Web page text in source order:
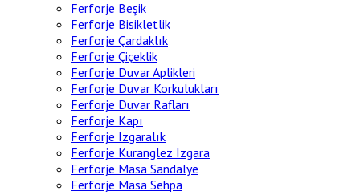
Ferforje Beşik
Ferforje Bisikletlik
Ferforje Çardaklık
Ferforje Çiçeklik
Ferforje Duvar Aplikleri
Ferforje Duvar Korkulukları
Ferforje Duvar Rafları
Ferforje Kapı
Ferforje Izgaralık
Ferforje Kuranglez Izgara
Ferforje Masa Sandalye
Ferforje Masa Sehpa